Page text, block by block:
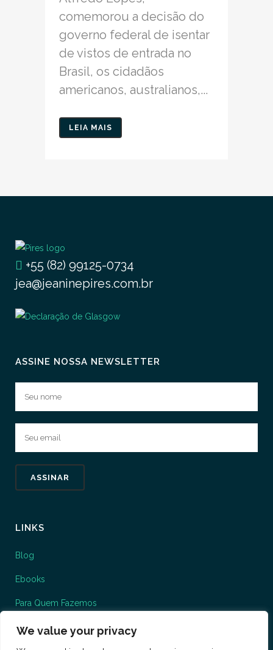
We value your privacy
comemorou a decisão do
governo federal de isentar
de vistos de entrada no
Brasil, os cidadãos
americanos, australianos,...
LEIA MAIS
+55 (82) 99125-0734
jea@jeaninepires.com.br
ASSINE NOSSA NEWSLETTER
LINKS
Blog
Ebooks
Para Quem Fazemos
O que fazemos